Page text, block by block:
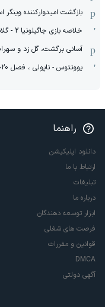
بازگشت امیدوارکننده وینگر
خلاصه بازی جاگیلونیا 2 - گلاسکو رنجرز 1
آسانی برگشت، گل زد و
یوونتوس - ناپولی ، فصل 2020 سری آ
راهنما
دانلود اپلیکیشن
ارتباط با ما
تبلیغات
درباره ما
ابزار توسعه دهندگان
فرصت های شغلی
قوانین و مقررات
DMCA
آگهی دولتی